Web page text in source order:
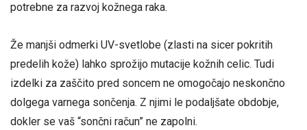
potrebne za razvoj kožnega raka.
Že manjši odmerki UV-svetlobe (zlasti na sicer pokritih
predelih kože) lahko sprožijo mutacije kožnih celic. Tudi
izdelki za zaščito pred soncem ne omogočajo neskončno
dolgega varnega sončenja. Z njimi le podaljšate obdobje,
dokler se vaš “sončni račun” ne zapolni.